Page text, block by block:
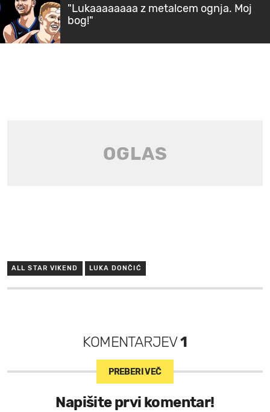
"Lukaaaaaaaa z metalcem ognja. Moj
bog!"
ALL STAR VIKEND LUKA DONČIĆ
KOMENTARJEV1
PREBERI VEČ
Napišite prvi komentar!